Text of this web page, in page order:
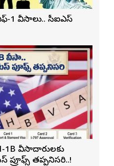
1 వీసాలు.. సీఐఎస్
1B వీసాదారులకు
తప్పనిసరి..!